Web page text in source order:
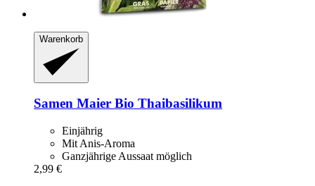
Warenkorb
Samen Maier Bio Thaibasilikum
Einjährig
Mit Anis-Aroma
Ganzjährige Aussaat möglich
2,99 €